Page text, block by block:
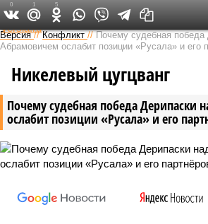
Федеральный выпуск
Версия //Конфликт //Почему судебная победа
Абрамовичем ослабит позиции «Русала» и его
Почему судебная победа Дерипаски
ослабит позиции «Русала» и его
Никелевый цугцванг
0 1 5